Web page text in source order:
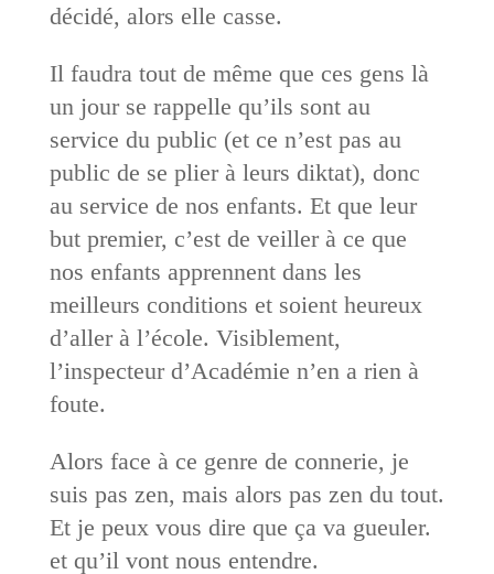
décidé, alors elle casse.
Il faudra tout de même que ces gens là
un jour se rappelle qu’ils sont au
service du public (et ce n’est pas au
public de se plier à leurs diktat), donc
au service de nos enfants. Et que leur
but premier, c’est de veiller à ce que
nos enfants apprennent dans les
meilleurs conditions et soient heureux
d’aller à l’école. Visiblement,
l’inspecteur d’Académie n’en a rien à
foute.
Alors face à ce genre de connerie, je
suis pas zen, mais alors pas zen du tout.
Et je peux vous dire que ça va gueuler.
et qu’il vont nous entendre.